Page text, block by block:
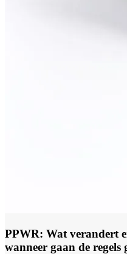
PPWR: Wat verandert
wanneer gaan de regels